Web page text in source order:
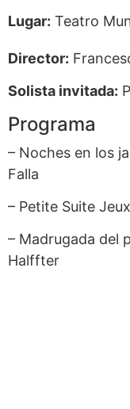
Lugar: Teatro
Director:
Solista invitada:
Programa
– Noches en los
Falla
– Petite Suite
– Madrugada del
Halffter